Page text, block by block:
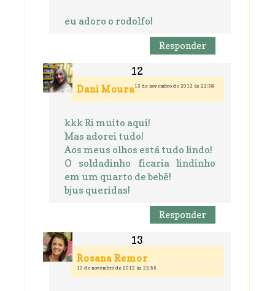
eu adoro o rodolfo!
Responder
Dani Moura13 de novembro de 2012 às 22:38
kkk Ri muito aqui!
Mas adorei tudo!
Aos meus olhos está tudo lindo!
O soldadinho ficaria lindinho
em um quarto de bebê!
bjus queridas!
Responder
Rosana Remor
13 de novembro de 2012 às 22:55